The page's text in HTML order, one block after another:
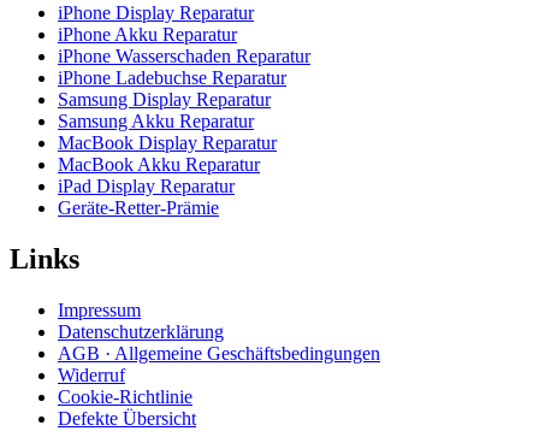
iPhone Display Reparatur
iPhone Akku Reparatur
iPhone Wasserschaden Reparatur
iPhone Ladebuchse Reparatur
Samsung Display Reparatur
Samsung Akku Reparatur
MacBook Display Reparatur
MacBook Akku Reparatur
iPad Display Reparatur
Geräte-Retter-Prämie
Links
Impressum
Datenschutzerklärung
AGB · Allgemeine Geschäftsbedingungen
Widerruf
Cookie-Richtlinie
Defekte Übersicht